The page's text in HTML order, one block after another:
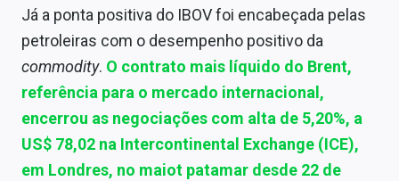
Já a ponta positiva do IBOV foi encabeçada pelas
petroleiras com o desempenho positivo da
commodity. O contrato mais líquido do Brent,
referência para o mercado internacional,
encerrou as negociações com alta de 5,20%, a
US$ 78,02 na Intercontinental Exchange (ICE),
em Londres, no maiot patamar desde 22 de